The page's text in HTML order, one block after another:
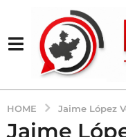
HOME Jaime López
Jaime